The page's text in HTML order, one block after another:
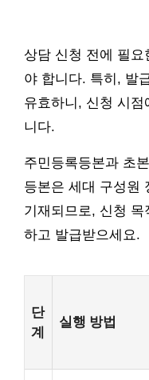
상담 신청 전에 필요
야 합니다. 특히, 발
유효하니, 신청 시
니다.
주민등록등본과 초
등본은 세대 구성원
기재되므로, 신청
하고 발급받으세요.
단
계
실행 방법